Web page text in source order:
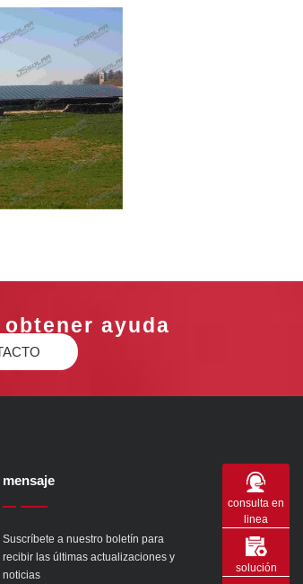
ayuda
mensaje
Suscríbete a nuestro boletín para
recibir las últimas actualizaciones y
noticias
consulta en
linea
solución